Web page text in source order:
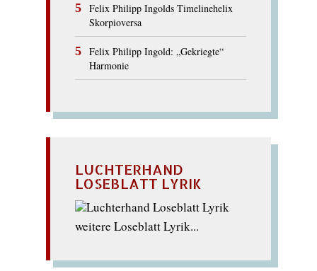
Felix Philipp Ingolds Timelinehelix
Skorpioversa
Felix Philipp Ingold: „Gekriegte“
Harmonie
LUCHTERHAND
LOSEBLATT LYRIK
weitere Loseblatt Lyrik...